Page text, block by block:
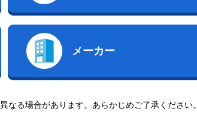
メーカー
る場合があります。あらかじめご了承ください。